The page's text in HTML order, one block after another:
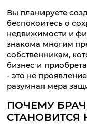
Вы планируете
беспокоитесь о
недвижимости и
знакома многим
собственникам,
бизнес и
- это не
разумная мера
ПОЧЕМУ